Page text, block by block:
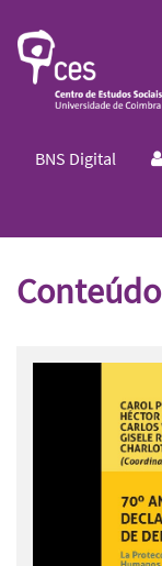
BNS Digital
Conteúdo